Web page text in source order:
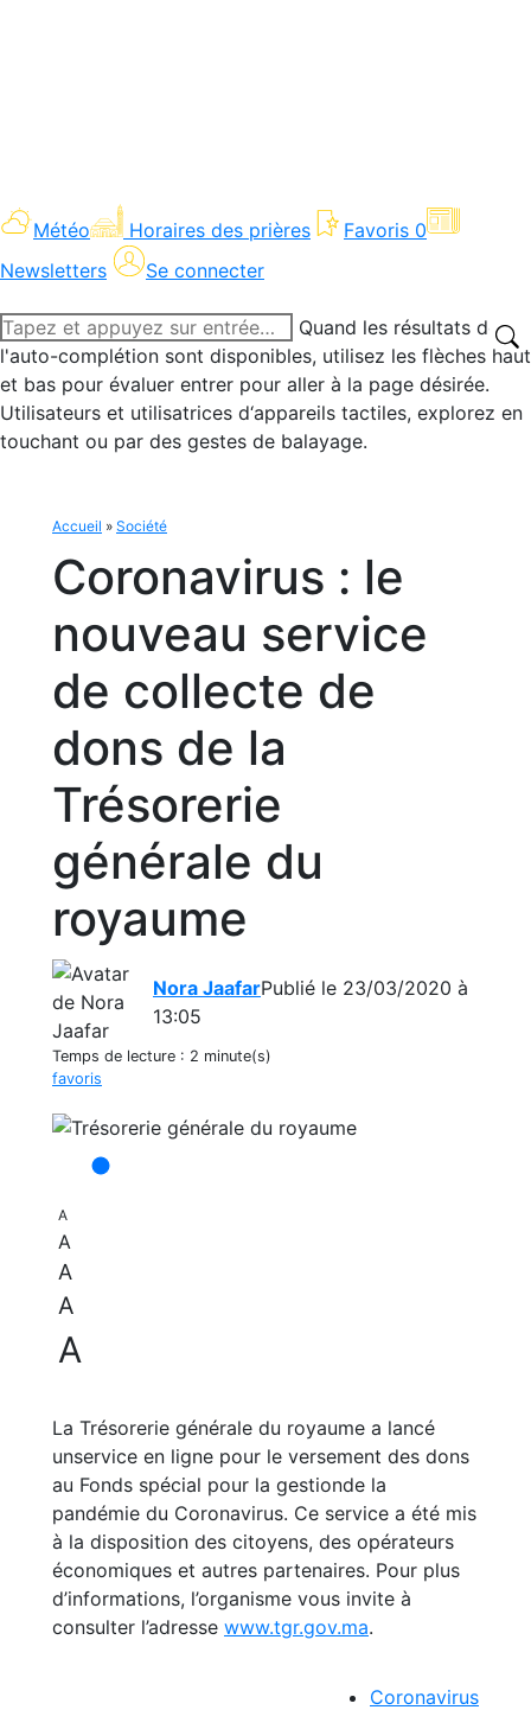
Météo Horaires des prières Favoris 0
Newsletters
Se connecter
Recherche
:
Quand les résultats de
l'auto-complétion sont disponibles, utilisez les flèches haut
et bas pour évaluer entrer pour aller à la page désirée.
Utilisateurs et utilisatrices d‘appareils tactiles, explorez en
touchant ou par des gestes de balayage.
Accueil » Société
Coronavirus : le
nouveau service
de collecte de
dons de la
Trésorerie
générale du
royaume
Nora JaafarPublié le 23/03/2020 à
13:05
Temps de lecture : 2 minute(s)
favoris
A
A
A
A
A
La Trésorerie générale du royaume a lancé
unservice en ligne pour le versement des dons
au Fonds spécial pour la gestionde la
pandémie du Coronavirus. Ce service a été mis
à la disposition des citoyens, des opérateurs
économiques et autres partenaires. Pour plus
d’informations, l’organisme vous invite à
consulter l’adresse www.tgr.gov.ma.
Coronavirus